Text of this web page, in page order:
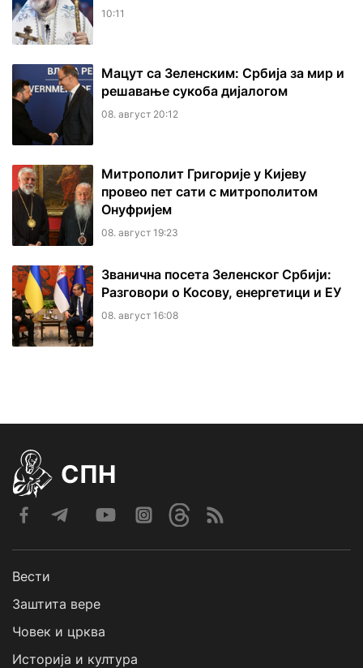
10:11
Мацут са Зеленским: Србија за мир и
решавање сукоба дијалогом
08. август 20:12
Митрополит Григорије у Кијеву
провео пет сати с митрополитом
Онуфријем
08. август 19:23
Званична посета Зеленског Србији:
Разговори о Косову, енергетици и ЕУ
08. август 16:08
СПН
Вести
Заштита вере
Човек и црква
Историја и култура